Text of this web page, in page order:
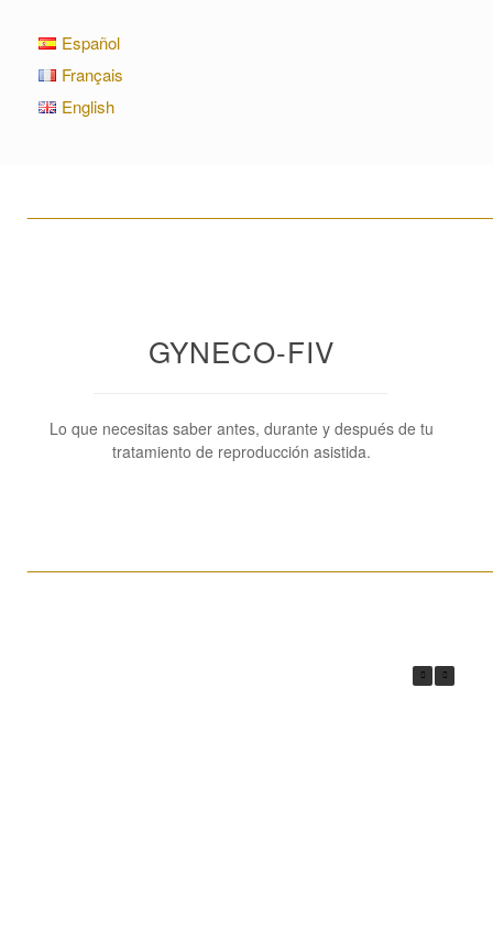
Español
Français
English
GYNECO-FIV
Lo que necesitas saber antes, durante y después de tu
tratamiento de reproducción asistida.